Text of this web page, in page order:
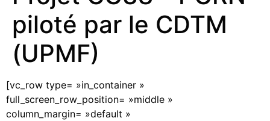
piloté par le CDTM
(UPMF)
[vc_row type= »in_container »
full_screen_row_position= »middle »
column_margin= »default »